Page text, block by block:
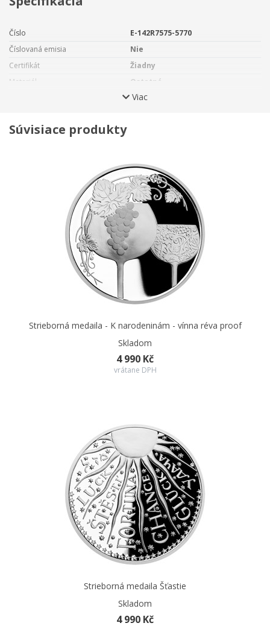
Vyšperkujte darček elegantným obalom a váš úspech je
Číslo
E-142R7575-5770
Číslovaná emisia
Nie
Certifikát
Žiadny
Materiál
Ostatné
67 g
Viac
Súvisiace produkty
Strieborná medaila - K narodeninám - vínna réva proof
Skladom
4 990 Kč
vrátane DPH
Strieborná medaila Šťastie
Skladom
4 990 Kč